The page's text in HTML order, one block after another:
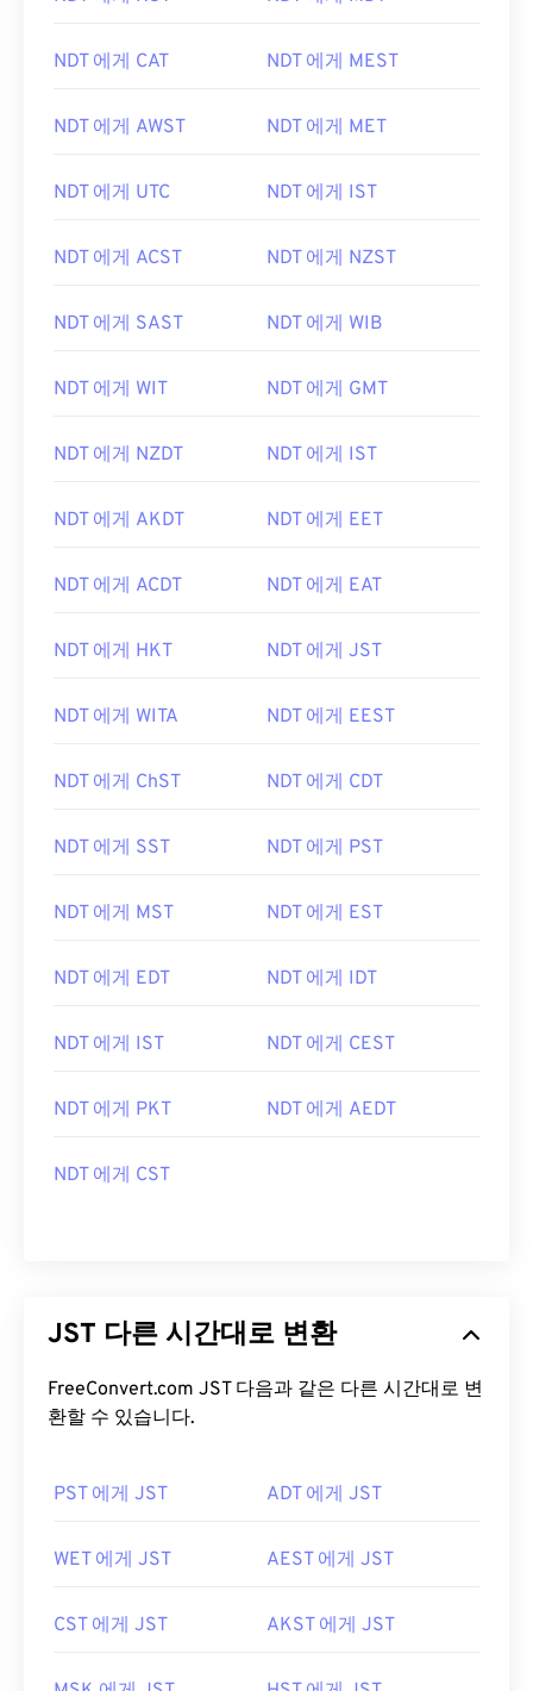
NDT 에게 CAT NDT 에게 MEST
NDT 에게 AWST NDT 에게 MET
NDT 에게 UTC NDT 에게 IST
NDT 에게 ACST NDT 에게 NZST
NDT 에게 SAST NDT 에게 WIB
NDT 에게 WIT NDT 에게 GMT
NDT 에게 NZDT NDT 에게 IST
NDT 에게 AKDT NDT 에게 EET
NDT 에게 ACDT NDT 에게 EAT
NDT 에게 HKT NDT 에게 JST
NDT 에게 WITA NDT 에게 EEST
NDT 에게 ChST NDT 에게 CDT
NDT 에게 SST NDT 에게 PST
NDT 에게 MST NDT 에게 EST
NDT 에게 EDT NDT 에게 IDT
NDT 에게 IST NDT 에게 CEST
NDT 에게 PKT NDT 에게 AEDT
NDT 에게 CST
JST 다른 시간대로 변환
FreeConvert.com JST 다음과 같은 다른 시간대로 변
환할 수 있습니다.
PST 에게 JST ADT 에게 JST
WET 에게 JST AEST 에게 JST
CST 에게 JST AKST 에게 JST